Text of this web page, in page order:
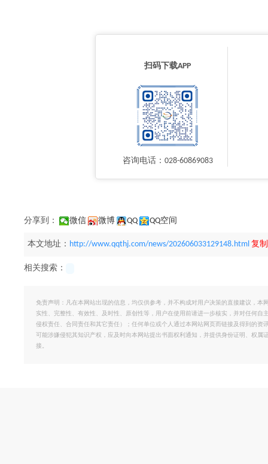
扫码下载APP
咨询电话：028-60869083
分享到： 微信 微博 QQ QQ空间
本文地址： http://www.qqthj.com/news/202606033129148.html 复
相关搜索：
免责声明：凡在本网站出现的信息，均仅供参考，并不构成对用户决策的直接建议，
实性、完整性、有效性、及时性、原创性等，用户在使用前请进一步核实，并对任何
侵权责任、合同责任和其它责任）；任何单位或个人通过本网站网页而链接及得到的
可能涉嫌侵犯其知识产权，应及时向本网站提出书面权利通知，并提供身份证明、权
接。